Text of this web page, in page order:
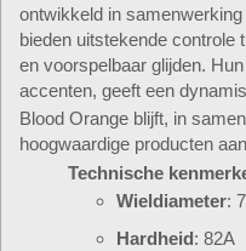
ontwikkeld in
bieden uitstekende controle
en voorspelbaar glijden.
accenten, geeft een
Blood Orange blijft, in
hoogwaardige producten
Technische
Wieldiameter:
Hardheid: 82A